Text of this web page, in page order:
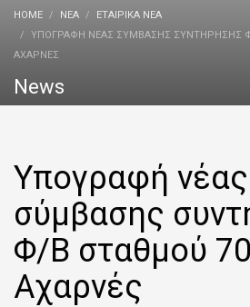
HOME ΝΕΑ
ΕΤΑΙΡΙΚΆ ΝΈΑ
ΥΠΟΓΡΑΦΉ ΝΈΑΣ ΣΎΜΒΑΣΗΣ ΣΥΝΤΉΡΗΣΗΣ
ΑΧΑΡΝΈΣ
News
Υπογραφή νέας
σύμβασης
Φ/Β σταθμού
Αχαρνές